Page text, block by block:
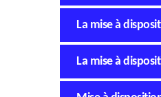
La mise à
La mise à